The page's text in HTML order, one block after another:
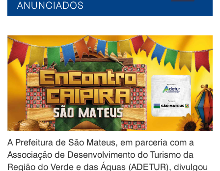
ANUNCIADOS
A Prefeitura de São Mateus, em parceria com a
Associação de Desenvolvimento do Turismo da
Região do Verde e das Águas (ADETUR), divulgou